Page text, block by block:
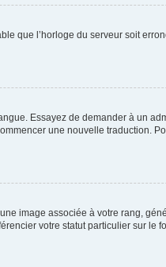
que l’horloge du serveur soit
Essayez de demander à un
une nouvelle traduction.
image associée à votre rang,
votre statut particulier sur le